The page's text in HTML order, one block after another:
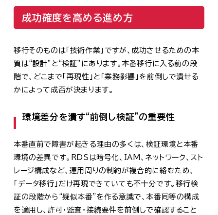
成功確度を高める進め方
移行そのものは「技術作業」ですが、成功させるための本
質は“設計”と“検証”にあります。本番移行に入る前の段
階で、どこまで「再現性」と「業務影響」を前倒しで潰せる
かによって成否が決まります。
環境差分を潰す“前倒し検証”の重要性
本番直前で障害が起きる理由の多くは、検証環境と本番
環境の差異です。RDSは暗号化、IAM、ネットワーク、スト
レージ構成など、運用周りの制約が複合的に絡むため、
「データ移行」だけ再現できていても不十分です。移行検
証の段階から“疑似本番”を作る意識で、本番同等の構成
を適用し、許可・監査・接続要件を前倒しで確認すること